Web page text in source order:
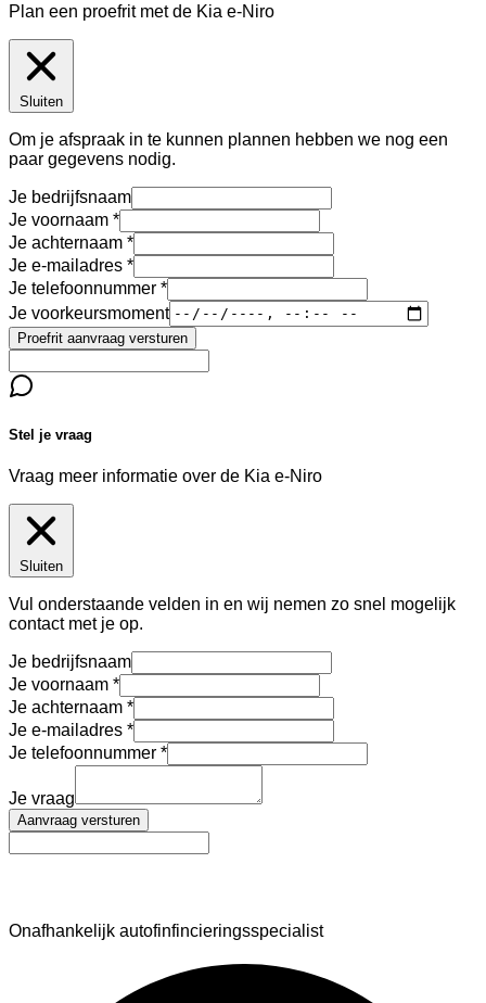
Plan een proefrit met de Kia e-Niro
Sluiten
Om je afspraak in te kunnen plannen hebben we nog een
paar gegevens nodig.
Je bedrijfsnaam
Je voornaam
Je achternaam
Je e-mailadres
Je telefoonnummer
Je voorkeursmoment
Proefrit aanvraag versturen
Stel je vraag
Vraag meer informatie over de Kia e-Niro
Sluiten
Vul onderstaande velden in en wij nemen zo snel mogelijk
contact met je op.
Je bedrijfsnaam
Je voornaam
Je achternaam
Je e-mailadres
Je telefoonnummer
Je vraag
Aanvraag versturen
Onafhankelijk autofinfincieringsspecialist